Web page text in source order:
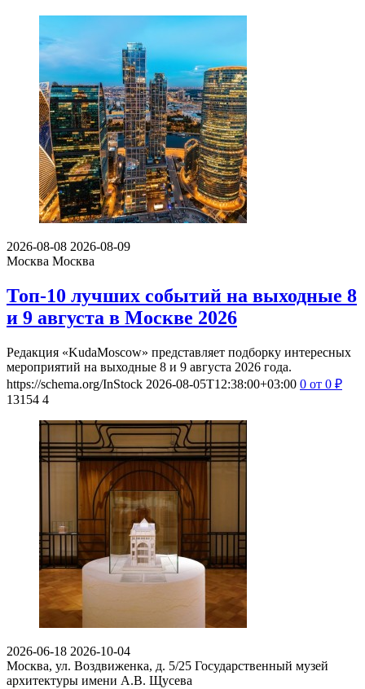
2026-08-08 2026-08-09
Москва Москва
Топ-10 лучших событий на выходные 8
и 9 августа в Москве 2026
Редакция «KudaMoscow» представляет подборку интересных
мероприятий на выходные 8 и 9 августа 2026 года.
https://schema.org/InStock 2026-08-05T12:38:00+03:00 0 от 0 ₽
13154 4
2026-06-18 2026-10-04
Москва, ул. Воздвиженка, д. 5/25 Государственный музей
архитектуры имени А.В. Щусева